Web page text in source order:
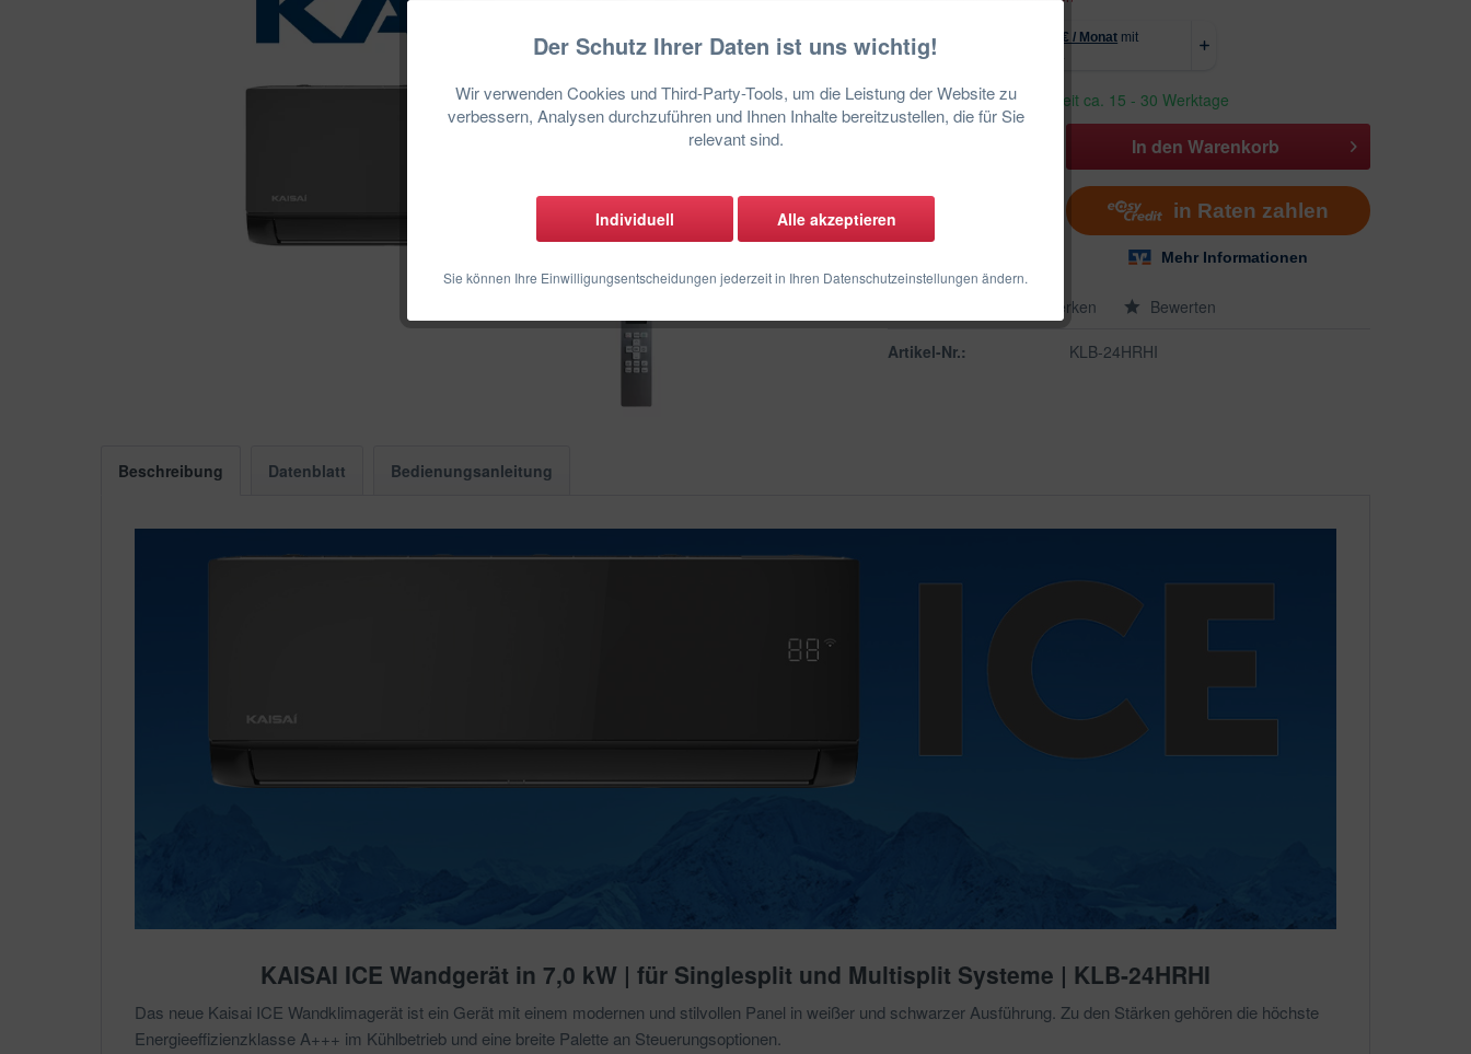
Der Schutz Ihrer Daten ist uns wichtig!
Wir verwenden Cookies und Third-Party-Tools, um die Leistung der Website zu
verbessern, Analysen durchzuführen und Ihnen Inhalte bereitzustellen, die für Sie
relevant sind.
Individuell Alle akzeptieren
Sie können Ihre Einwilligungsentscheidungen jederzeit in Ihren Datenschutzeinstellungen ändern.
sofort lieferbar, Lieferzeit ca. 15 - 30 Werktage
In den Warenkorb
Merken Bewerten
Artikel-Nr.: KLB-24HRHI
Beschreibung Datenblatt Bedienungsanleitung
KAISAI ICE Wandgerät in 7,0 kW | für Singlesplit und Multisplit Systeme | KLB-24HRHI
Das neue Kaisai ICE Wandklimagerät ist ein Gerät mit einem modernen und stilvollen Panel in weißer und schwarzer Ausführung. Zu den Stärken gehören die höchste
Energieeffizienzklasse A+++ im Kühlbetrieb und eine breite Palette an Steuerungsoptionen.